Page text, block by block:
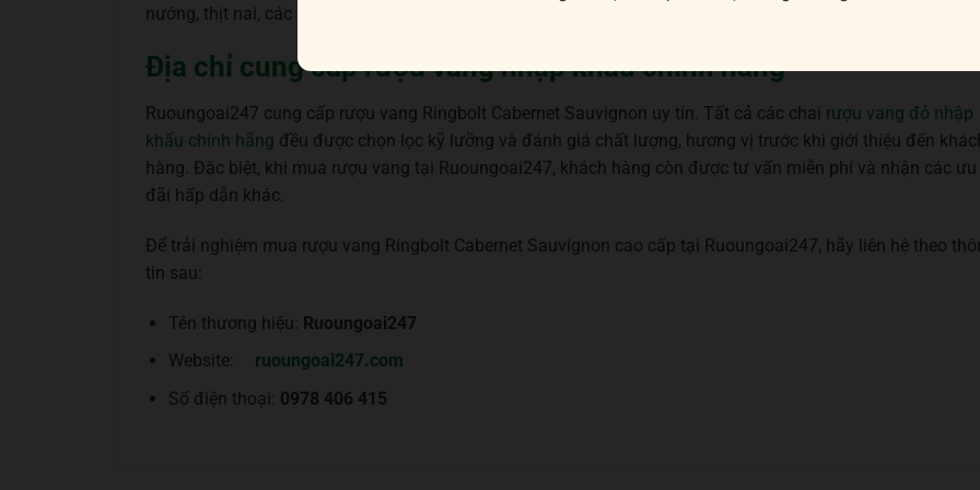
nướng, thịt nai, các món hầm từ thịt cừu, xúc xích nướng…
Địa chỉ cung cấp rượu vang nhập khẩu chính hãng
Ruoungoai247 cung cấp rượu vang Ringbolt Cabernet Sauvignon uy tín. Tất cả các chai rượu vang đỏ nhập
khẩu chính hãng đều được chọn lọc kỹ lưỡng và đánh giá chất lượng, hương vị trước khi giới thiệu đến
hàng. Đặc biệt, khi mua rượu vang tại Ruoungoai247, khách hàng còn được tư vấn miễn phí và nhận các ưu
đãi hấp dẫn khác.
Để trải nghiệm mua rượu vang Ringbolt Cabernet Sauvignon cao cấp tại Ruoungoai247, hãy liên hệ theo
tin sau:
Tên thương hiệu: Ruoungoai247
Website:
ruoungoai247.com
Số điện thoại: 0978 406 415